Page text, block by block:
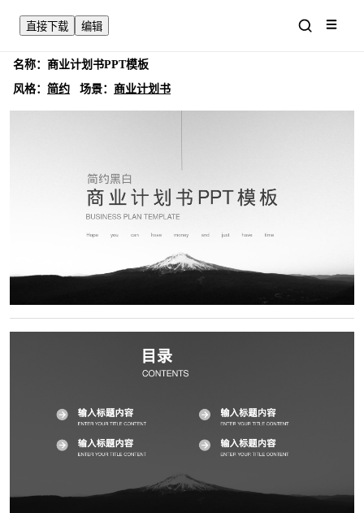
直接下载 编辑
名称： 商业计划书PPT模板
风格： 简约 场景： 商业计划书